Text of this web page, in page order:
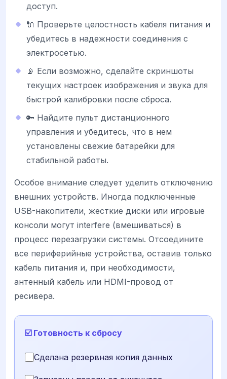
доступ.
🔌 Проверьте целостность кабеля питания и
убедитесь в надежности соединения с
электросетью.
📡 Если возможно, сделайте скриншоты
текущих настроек изображения и звука для
быстрой калибровки после сброса.
🔑 Найдите пульт дистанционного
управления и убедитесь, что в нем
установлены свежие батарейки для
стабильной работы.
Особое внимание следует уделить отключению
внешних устройств. Иногда подключенные
USB-накопители, жесткие диски или игровые
консоли могут interfere (вмешиваться) в
процесс перезагрузки системы. Отсоедините
все периферийные устройства, оставив только
кабель питания и, при необходимости,
антенный кабель или HDMI-провод от
ресивера.
☑️ Готовность к сбросу
Сделана резервная копия данных